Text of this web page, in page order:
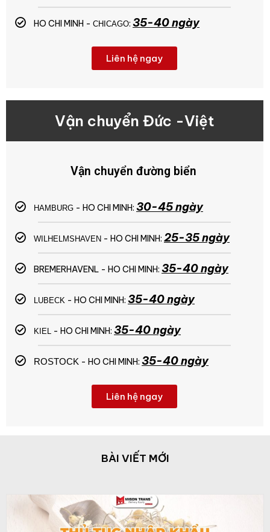
HO CHI MINH - CHICAGO: 35-40 ngày
Liên hệ ngay
Vận chuyển Đức -Việt
Vận chuyển đường biển
HAMBURG - HO CHI MINH: 30-45 ngày
WILHELMSHAVEN - HO CHI MINH: 25-35 ngày
BREMERHAVENL - HO CHI MINH: 35-40 ngày
LUBECK - HO CHI MINH: 35-40 ngày
KIEL - HO CHI MINH: 35-40 ngày
ROSTOCK - HO CHI MINH: 35-40 ngày
Liên hệ ngay
BÀI VIẾT MỚI